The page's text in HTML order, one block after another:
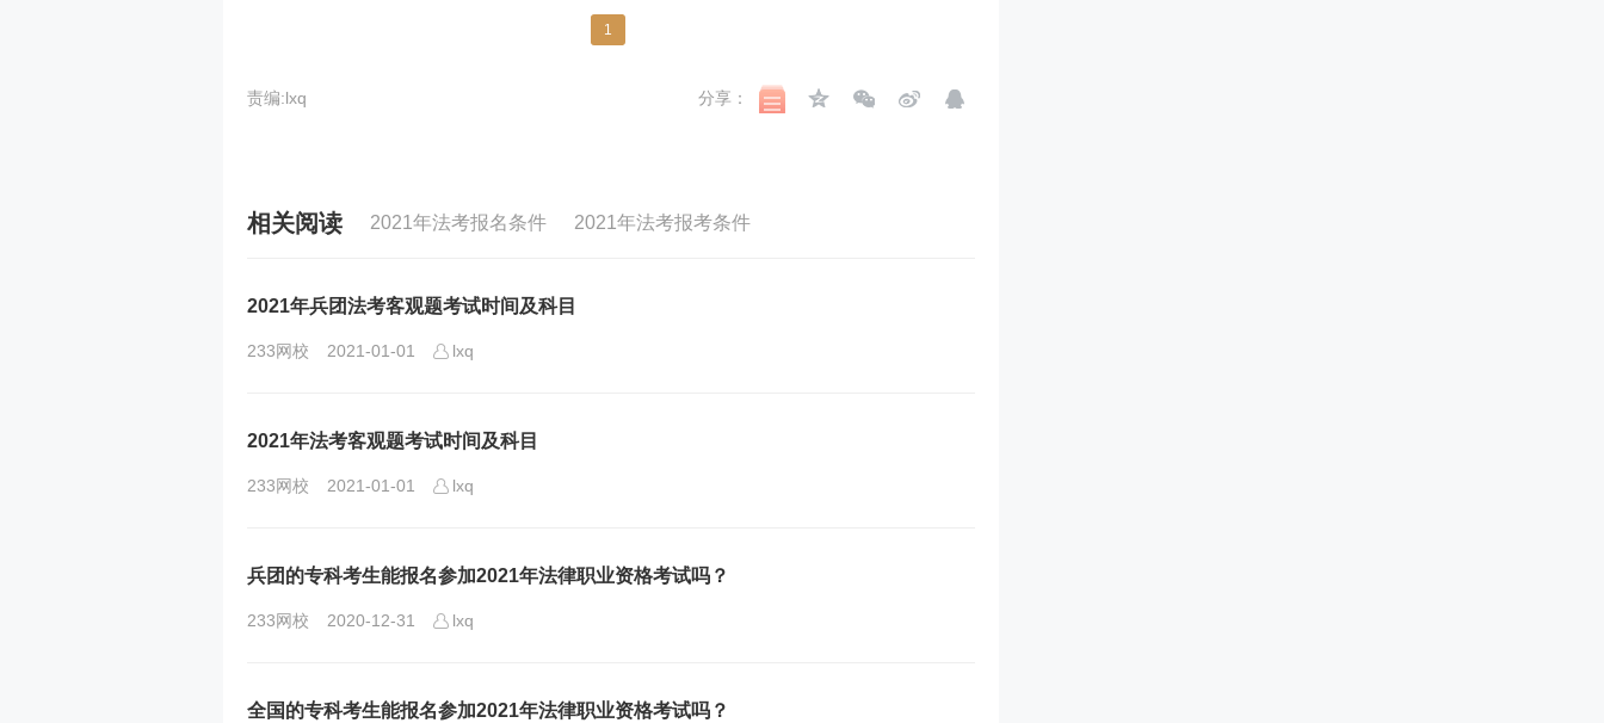
1
责编:lxq 分享：
相关阅读 2021年法考报名条件 2021年法考报考条件
2021年兵团法考客观题考试时间及科目
233网校 2021-01-01 lxq
2021年法考客观题考试时间及科目
233网校 2021-01-01 lxq
兵团的专科考生能报名参加2021年法律职业资格考试吗？
233网校 2020-12-31 lxq
全国的专科考生能报名参加2021年法律职业资格考试吗？